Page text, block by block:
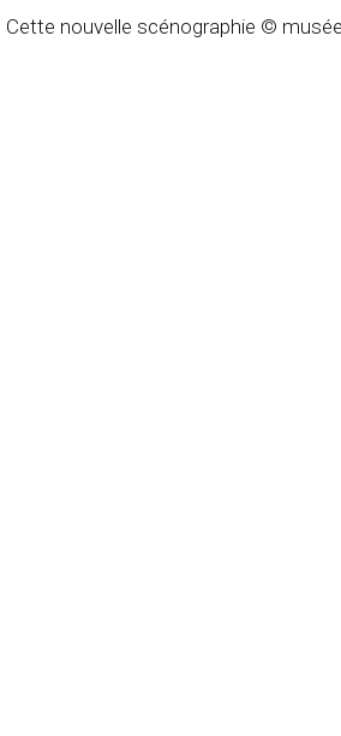
Cette nouvelle scénographie © musée